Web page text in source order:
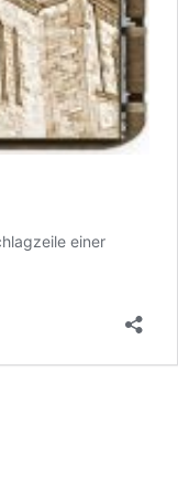
einer